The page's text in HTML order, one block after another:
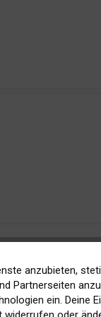
anzubieten,
Partnerseiten
ein. Deine